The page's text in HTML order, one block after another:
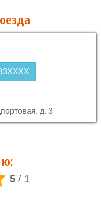
д. 3
5 / 1